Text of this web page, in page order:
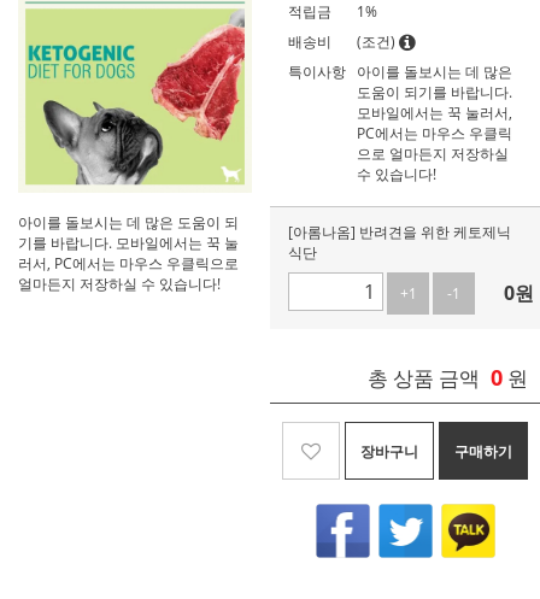
아이를 돌보시는 데 많은 도움이 되
기를 바랍니다. 모바일에서는 꾹 눌
러서, PC에서는 마우스 우클릭으로
얼마든지 저장하실 수 있습니다!
적립금
1%
배송비
(조건)
특이사항 아이를 돌보시는 데 많은
도움이 되기를 바랍니다.
모바일에서는 꾹 눌러서,
PC에서는 마우스 우클릭
으로 얼마든지 저장하실
수 있습니다!
[아롬나옴] 반려견을 위한 케토제닉
식단
+1
-1 0원
총 상품 금액 0 원
장바구니 구매하기